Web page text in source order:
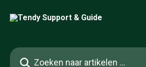
Zoeken naar artikelen ...